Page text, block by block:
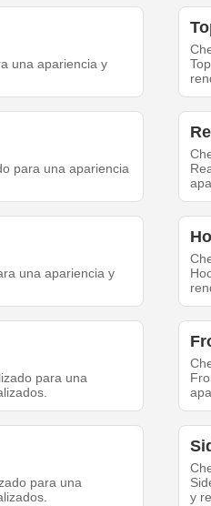
una apariencia y
para una apariencia
una apariencia y
para una
para una
y